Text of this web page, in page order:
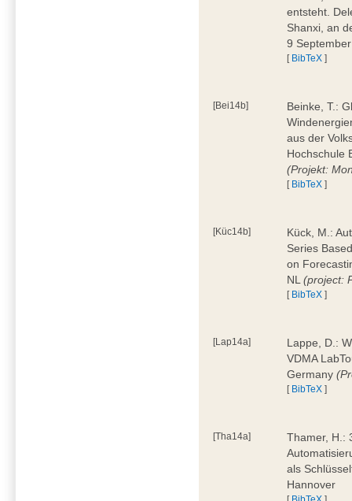
entsteht.
Shanxi, an
9
[ BibTeX ]
[Bei14b]
Beinke, T.:
aus der
Hochschule
(Projekt:
[ BibTeX ]
[Küc14b]
Kück, M.:
Series
on
NL(project:
[ BibTeX ]
[Lap14a]
Lappe, D.:
VDMA
Germany
[ BibTeX ]
[Tha14a]
Thamer, H.:
als
Hannover